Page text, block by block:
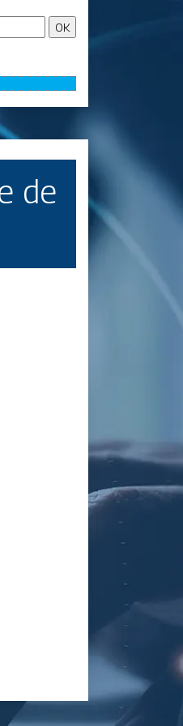
de